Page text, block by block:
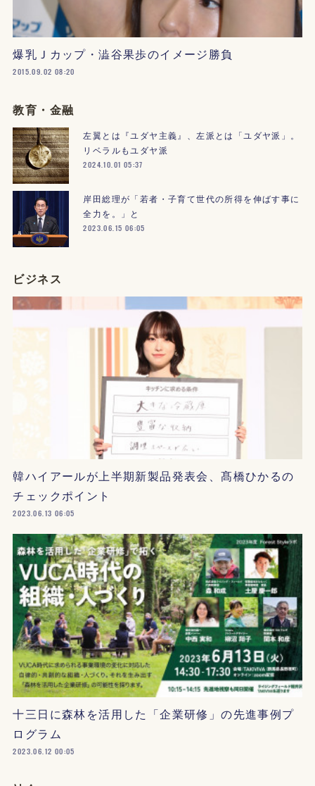
爆乳Ｊカップ・澁谷果歩のイメージ勝負
2015.09.02 08:20
教育・金融
左翼とは『ユダヤ主義』、左派とは「ユダヤ派」。
リベラルもユダヤ派
2024.10.01 05:37
岸田総理が「若者・子育て世代の所得を伸ばす事に
全力を。」と
2023.06.15 06:05
ビジネス
韓ハイアールが上半期新製品発表会、髙橋ひかるの
チェックポイント
2023.06.13 06:05
十三日に森林を活用した「企業研修」の先進事例プ
ログラム
2023.06.12 00:05